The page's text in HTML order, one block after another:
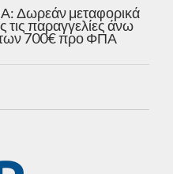
μεταφορικά
παραγγελίες άνω
των 700€ προ ΦΠΑ